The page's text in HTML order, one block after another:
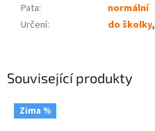
Související produkty
Zima %
Pata:
normální
Určení: do školky,